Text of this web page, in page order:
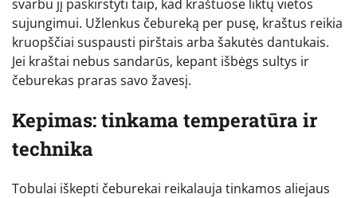
svarbu jį paskirstyti taip, kad kraštuose liktų vietos
sujungimui. Užlenkus čebureką per pusę, kraštus reikia
kruopščiai suspausti pirštais arba šakutės dantukais.
Jei kraštai nebus sandarūs, kepant išbėgs sultys ir
čeburekas praras savo žavesį.
Kepimas: tinkama temperatūra ir
technika
Tobulai iškepti čeburekai reikalauja tinkamos aliejaus